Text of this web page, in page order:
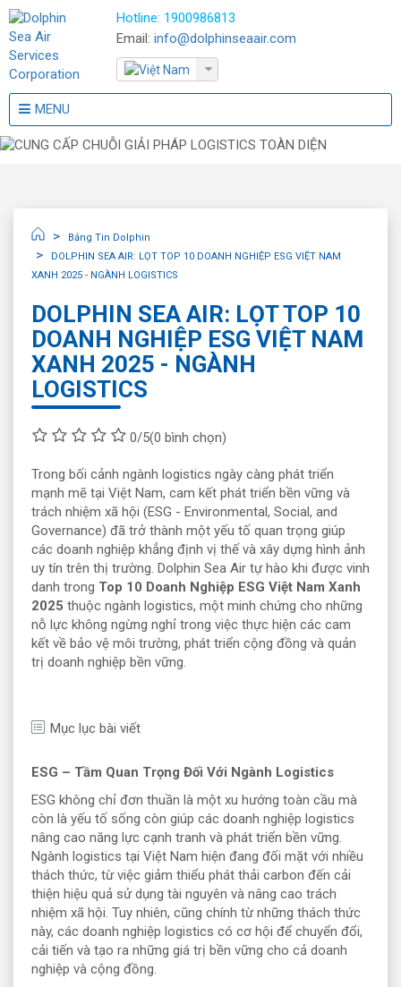
Hotline: 1900986813
Email: info@dolphinseaair.com
MENU
Bảng Tin Dolphin
DOLPHIN SEA AIR: LỌT TOP 10 DOANH NGHIỆP ESG VIỆT NAM
XANH 2025 - NGÀNH LOGISTICS
DOLPHIN SEA AIR: LỌT TOP 10
DOANH NGHIỆP ESG VIỆT NAM
XANH 2025 - NGÀNH
LOGISTICS
0/5(0 bình chọn)
Trong bối cảnh ngành logistics ngày càng phát triển
mạnh mẽ tại Việt Nam, cam kết phát triển bền vững và
trách nhiệm xã hội (ESG - Environmental, Social, and
Governance) đã trở thành một yếu tố quan trọng giúp
các doanh nghiệp khẳng định vị thế và xây dựng hình ảnh
uy tín trên thị trường. Dolphin Sea Air tự hào khi được vinh
danh trong Top 10 Doanh Nghiệp ESG Việt Nam Xanh
2025 thuộc ngành logistics, một minh chứng cho những
nỗ lực không ngừng nghỉ trong việc thực hiện các cam
kết về bảo vệ môi trường, phát triển cộng đồng và quản
trị doanh nghiệp bền vững.
Mục lục bài viết
ESG – Tầm Quan Trọng Đối Với Ngành Logistics
ESG không chỉ đơn thuần là một xu hướng toàn cầu mà
còn là yếu tố sống còn giúp các doanh nghiệp logistics
nâng cao năng lực cạnh tranh và phát triển bền vững.
Ngành logistics tại Việt Nam hiện đang đối mặt với nhiều
thách thức, từ việc giảm thiểu phát thải carbon đến cải
thiện hiệu quả sử dụng tài nguyên và nâng cao trách
nhiệm xã hội. Tuy nhiên, cũng chính từ những thách thức
này, các doanh nghiệp logistics có cơ hội để chuyển đổi,
cải tiến và tạo ra những giá trị bền vững cho cả doanh
nghiệp và cộng đồng.